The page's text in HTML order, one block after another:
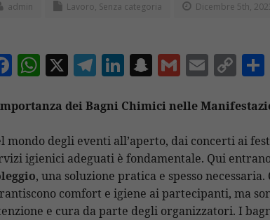
admin Lavoro, Senza categoria Dicembre 5th,
F
e
b
o
o
k
W
at
s
A
p
p
X T
e
gr
a
m
Li
k
e
dI
n
S
a
p
c
h
at
G
ai
l
E
ai
l
C
p
y
Li
n
k
dei Bagni Chimici nelle
mondo degli eventi all’aperto, dai concerti ai
igienici adeguati è fondamentale. Qui
, una soluzione pratica e spesso
comfort e igiene ai partecipanti, ma
e cura da parte degli organizzatori. I